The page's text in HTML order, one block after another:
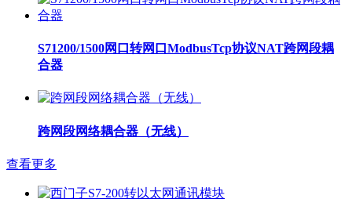
S71200/1500网口转网口ModbusTcp协议NAT跨网段耦
合器
跨网段网络耦合器（无线）
查看更多